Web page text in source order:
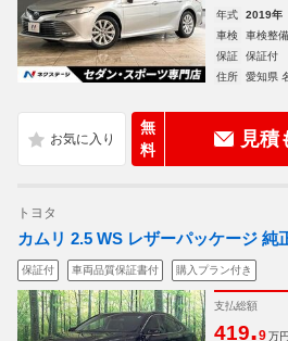
年式 2019年
車検
車検整
保証
保証付
住所
愛知県
無
料
見積
トヨタ
カムリ 2.5 WS レザーパッケージ 純
保証付 車両品質保証書付 購入プラン付き
支払総額
419.9 万円